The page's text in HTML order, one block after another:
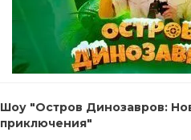
Шоу "Остров Динозавров:
приключения"